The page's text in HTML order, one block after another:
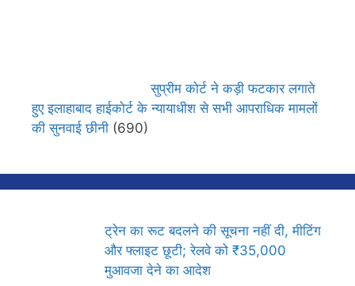
सुप्रीम कोर्ट ने कड़ी फटकार लगाते
हुए इलाहाबाद हाईकोर्ट के न्यायाधीश से सभी आपराधिक मामलों
की सुनवाई छीनी (690)
ट्रेन का रूट बदलने की सूचना नहीं दी, मीटिंग
और फ्लाइट छूटी; रेलवे को ₹35,000
मुआवजा देने का आदेश